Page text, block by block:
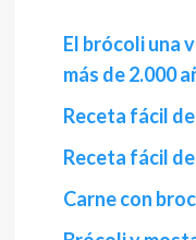
El brócoli una
más de 2.000
Receta fácil
Receta fácil
Carne con